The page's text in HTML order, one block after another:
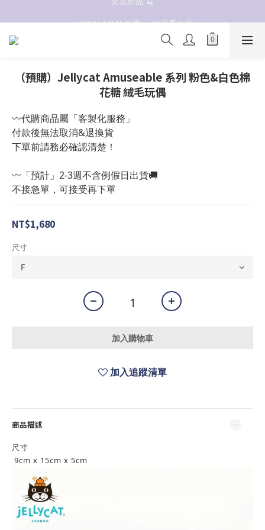
✨OWALA多款任選✨  點我看全部
抗UV 50+防曬外套 $299🧊🧊
（預購）Jellycat Amuseable 系列 粉色&白色棉
花糖 絨毛玩偶
〰️代購商品屬「客製化服務」
付款後無法取消&退換貨
下單前請務必確認清楚！
〰️「預計」2-3週不含例假日出貨🚚
不接急單，可接受再下單
NT$1,680
尺寸
加入購物車
加入追蹤清單
商品描述
尺寸
9cm x 15cm x 5cm